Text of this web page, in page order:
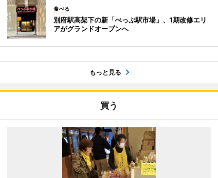
食べる
別府駅高架下の新「べっぷ駅市場」、1期改修エリ
アがグランドオープンへ
もっと見る
買う